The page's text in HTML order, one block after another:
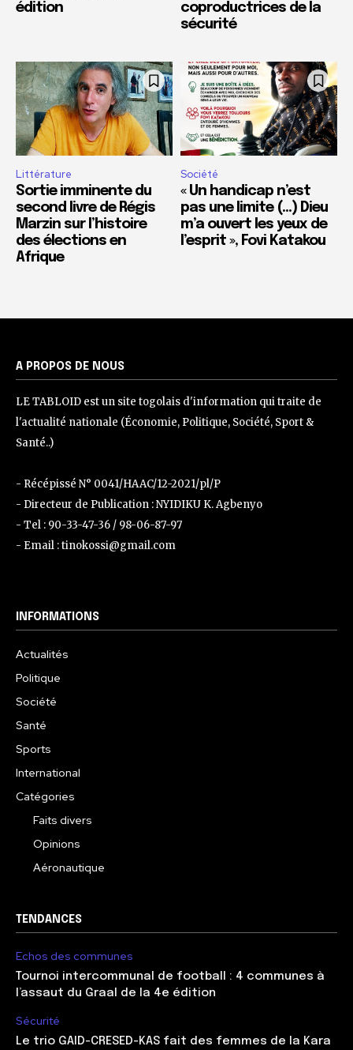
édition
coproductrices de la
sécurité
Littérature
Sortie imminente du
second livre de Régis
Marzin sur l’histoire
des élections en
Afrique
Société
« Un handicap n’est
pas une limite (…) Dieu
m’a ouvert les yeux de
l’esprit », Fovi Katakou
A PROPOS DE NOUS
LE TABLOID est un site togolais d'information qui traite de
l'actualité nationale (Économie, Politique, Société, Sport &
Santé..)
- Récépissé N° 0041/HAAC/12-2021/pl/P
- Directeur de Publication : NYIDIKU K. Agbenyo
- Tel : 90-33-47-36 / 98-06-87-97
- Email : tinokossi@gmail.com
INFORMATIONS
Actualités
Politique
Société
Santé
Sports
International
Catégories
Faits divers
Opinions
Aéronautique
TENDANCES
Echos des communes
Tournoi intercommunal de football : 4 communes à
l’assaut du Graal de la 4e édition
Sécurité
Le trio GAID-CRESED-KAS fait des femmes de la Kara